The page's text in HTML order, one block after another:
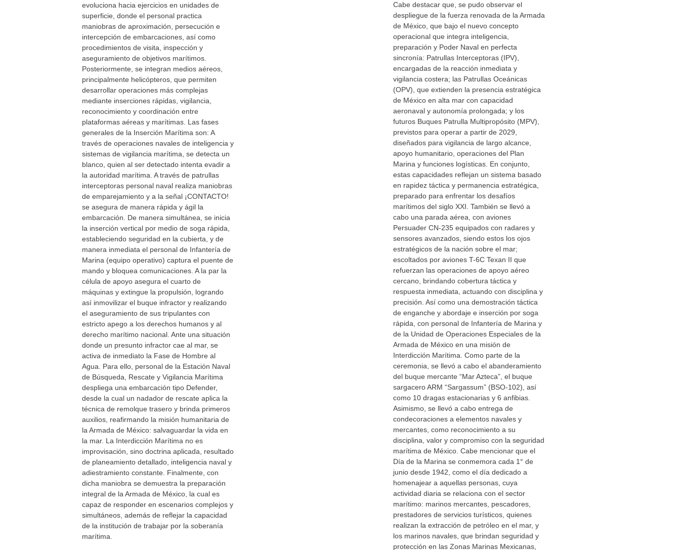
evoluciona hacia ejercicios en unidades de
superficie, donde el personal practica
maniobras de aproximación, persecución e
intercepción de embarcaciones, así como
procedimientos de visita, inspección y
aseguramiento de objetivos marítimos.
Posteriormente, se integran medios aéreos,
principalmente helicópteros, que permiten
desarrollar operaciones más complejas
mediante inserciones rápidas, vigilancia,
reconocimiento y coordinación entre
plataformas aéreas y marítimas. Las fases
generales de la Inserción Marítima son: A
través de operaciones navales de inteligencia y
sistemas de vigilancia marítima, se detecta un
blanco, quien al ser detectado intenta evadir a
la autoridad marítima. A través de patrullas
interceptoras personal naval realiza maniobras
de emparejamiento y a la señal ¡CONTACTO!
se asegura de manera rápida y ágil la
embarcación. De manera simultánea, se inicia
la inserción vertical por medio de soga rápida,
estableciendo seguridad en la cubierta, y de
manera inmediata el personal de Infantería de
Marina (equipo operativo) captura el puente de
mando y bloquea comunicaciones. A la par la
célula de apoyo asegura el cuarto de
máquinas y extingue la propulsión, logrando
así inmovilizar el buque infractor y realizando
el aseguramiento de sus tripulantes con
estricto apego a los derechos humanos y al
derecho marítimo nacional. Ante una situación
donde un presunto infractor cae al mar, se
activa de inmediato la Fase de Hombre al
Agua. Para ello, personal de la Estación Naval
de Búsqueda, Rescate y Vigilancia Marítima
despliega una embarcación tipo Defender,
desde la cual un nadador de rescate aplica la
técnica de remolque trasero y brinda primeros
auxilios, reafirmando la misión humanitaria de
la Armada de México: salvaguardar la vida en
la mar. La Interdicción Marítima no es
improvisación, sino doctrina aplicada, resultado
de planeamiento detallado, inteligencia naval y
adiestramiento constante. Finalmente, con
dicha maniobra se demuestra la preparación
integral de la Armada de México, la cual es
capaz de responder en escenarios complejos y
simultáneos, además de reflejar la capacidad
de la institución de trabajar por la soberanía
marítima.
Cabe destacar que, se pudo observar el
despliegue de la fuerza renovada de la Armada
de México, que bajo el nuevo concepto
operacional que integra inteligencia,
preparación y Poder Naval en perfecta
sincronía: Patrullas Interceptoras (IPV),
encargadas de la reacción inmediata y
vigilancia costera; las Patrullas Oceánicas
(OPV), que extienden la presencia estratégica
de México en alta mar con capacidad
aeronaval y autonomía prolongada; y los
futuros Buques Patrulla Multipropósito (MPV),
previstos para operar a partir de 2029,
diseñados para vigilancia de largo alcance,
apoyo humanitario, operaciones del Plan
Marina y funciones logísticas. En conjunto,
estas capacidades reflejan un sistema basado
en rapidez táctica y permanencia estratégica,
preparado para enfrentar los desafíos
marítimos del siglo XXI. También se llevó a
cabo una parada aérea, con aviones
Persuader CN-235 equipados con radares y
sensores avanzados, siendo estos los ojos
estratégicos de la nación sobre el mar;
escoltados por aviones T-6C Texan II que
refuerzan las operaciones de apoyo aéreo
cercano, brindando cobertura táctica y
respuesta inmediata, actuando con disciplina y
precisión. Así como una demostración táctica
de enganche y abordaje e inserción por soga
rápida, con personal de Infantería de Marina y
de la Unidad de Operaciones Especiales de la
Armada de México en una misión de
Interdicción Marítima. Como parte de la
ceremonia, se llevó a cabo el abanderamiento
del buque mercante “Mar Azteca”, el buque
sargacero ARM “Sargassum” (BSO-102), así
como 10 dragas estacionarias y 6 anfibias.
Asimismo, se llevó a cabo entrega de
condecoraciones a elementos navales y
mercantes, como reconocimiento a su
disciplina, valor y compromiso con la seguridad
marítima de México. Cabe mencionar que el
Día de la Marina se conmemora cada 1° de
junio desde 1942, como el día dedicado a
homenajear a aquellas personas, cuya
actividad diaria se relaciona con el sector
marítimo: marinos mercantes, pescadores,
prestadores de servicios turísticos, quienes
realizan la extracción de petróleo en el mar, y
los marinos navales, que brindan seguridad y
protección en las Zonas Marinas Mexicanas,